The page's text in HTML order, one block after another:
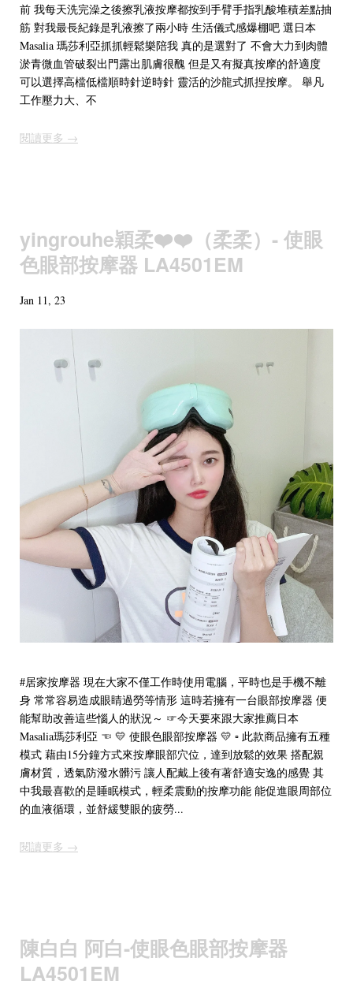
前 我每天洗完澡之後擦乳液按摩都按到手臂手指乳酸堆積差點抽
筋 對我最長紀錄是乳液擦了兩小時 生活儀式感爆棚吧 選日本
Masalia 瑪莎利亞抓抓輕鬆樂陪我 真的是選對了 不會大力到肉體
淤青微血管破裂出門露出肌膚很醜 但是又有擬真按摩的舒適度
可以選擇高檔低檔順時針逆時針 靈活的沙龍式抓捏按摩。 舉凡
工作壓力大、不
閱讀更多 →
yingrouhe穎柔❤️❤️（柔柔）- 使眼
色眼部按摩器 LA4501EM
Jan 11, 23
#居家按摩器 現在大家不僅工作時使用電腦，平時也是手機不離
身 常常容易造成眼睛過勞等情形 這時若擁有一台眼部按摩器 便
能幫助改善這些惱人的狀況～ ☞今天要來跟大家推薦日本
Masalia瑪莎利亞 ☜ 💛 使眼色眼部按摩器 💛 ▫️ 此款商品擁有五種
模式 藉由15分鐘方式來按摩眼部穴位，達到放鬆的效果 搭配親
膚材質，透氣防潑水髒污 讓人配戴上後有著舒適安逸的感覺 其
中我最喜歡的是睡眠模式，輕柔震動的按摩功能 能促進眼周部位
的血液循環，並舒緩雙眼的疲勞...
閱讀更多 →
陳白白 阿白-使眼色眼部按摩器
LA4501EM